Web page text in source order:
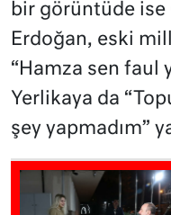
bir görüntüde ise
Erdoğan, eski
“Hamza sen faul
Yerlikaya da
şey yapmadım”